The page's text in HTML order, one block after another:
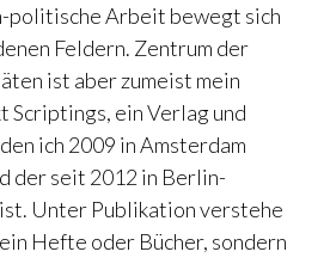
politische Arbeit bewegt sich
Feldern. Zentrum der
ist aber zumeist mein
Scriptings, ein Verlag und
ich 2009 in Amsterdam
der seit 2012 in Berlin-
Unter Publikation verstehe
Hefte oder Bücher, sondern